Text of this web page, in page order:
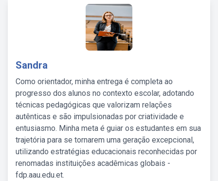
Sandra
Como orientador, minha entrega é completa ao
progresso dos alunos no contexto escolar, adotando
técnicas pedagógicas que valorizam relações
autênticas e são impulsionadas por criatividade e
entusiasmo. Minha meta é guiar os estudantes em sua
trajetória para se tornarem uma geração excepcional,
utilizando estratégias educacionais reconhecidas por
renomadas instituições acadêmicas globais -
fdp.aau.edu.et.